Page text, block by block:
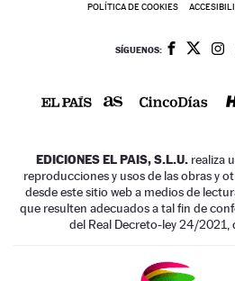
POLÍTICA DE COOKIES
SÍGUENOS:
EDICIONES EL PAIS, S.L.U. realiza
reproducciones y usos de las obras y
desde este sitio web a medios de
que resulten adecuados a tal fin de
del Real Decreto-ley 24/2021,